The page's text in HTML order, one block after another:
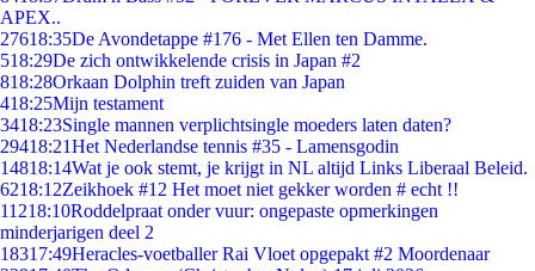
APEX..
27618:35De Avondetappe #176 - Met Ellen ten Damme.
518:29De zich ontwikkelende crisis in Japan #2
818:28Orkaan Dolphin treft zuiden van Japan
418:25Mijn testament
3418:23Single mannen verplichtsingle moeders laten daten?
29418:21Het Nederlandse tennis #35 - Lamensgodin
14818:14Wat je ook stemt, je krijgt in NL altijd Links Liberaal Beleid.
6218:12Zeikhoek #12 Het moet niet gekker worden # echt !!
11218:10Roddelpraat onder vuur: ongepaste opmerkingen
minderjarigen deel 2
18317:49Heracles-voetballer Rai Vloet opgepakt #2 Moordenaar